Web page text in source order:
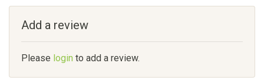
Add a review
Please login to add a review.